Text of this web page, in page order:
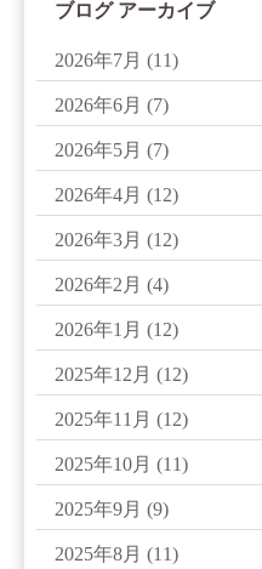
ブログ アーカイブ
2026年7月 (11)
2026年6月 (7)
2026年5月 (7)
2026年4月 (12)
2026年3月 (12)
2026年2月 (4)
2026年1月 (12)
2025年12月 (12)
2025年11月 (12)
2025年10月 (11)
2025年9月 (9)
2025年8月 (11)